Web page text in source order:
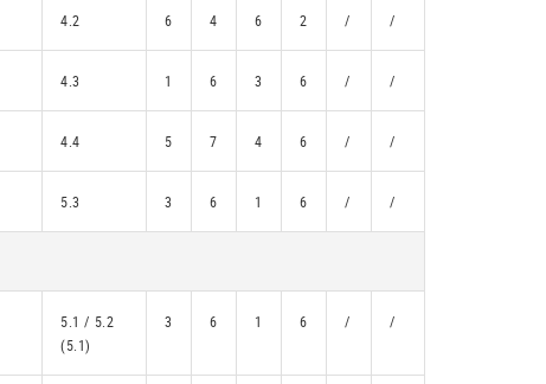
4.2 6 4 6 2 / /
4.3 1 6 3 6 / /
4.4 5 7 4 6 / /
5.3 3 6 1 6 / /
5.1 / 5.2
(5.1)
3 6 1 6 / /